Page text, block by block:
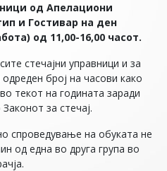
од Апелациони
и Гостивар на ден
од 11,00-16,00 часот.
стечајни управници и за
број на часови како
текот на годината заради
за стечај.
спроведување на обуката не
од една во друга група во